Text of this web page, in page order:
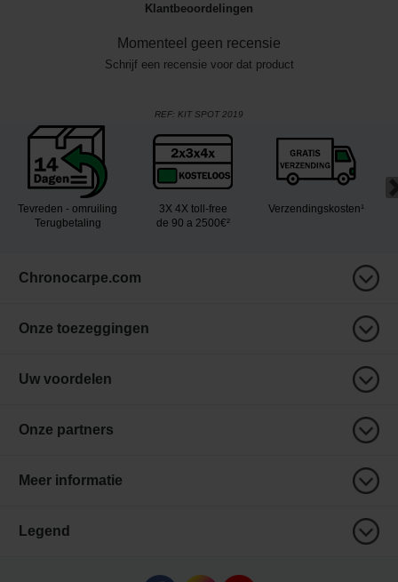
Klantbeoordelingen
Momenteel geen recensie
Schrijf een recensie voor dat product
REF: KIT SPOT 2019
Tevreden - omruiling
Terugbetaling
3X 4X toll-free
de 90 a 2500€²
Verzendingskosten¹
Chronocarpe.com
Onze toezeggingen
Uw voordelen
Onze partners
Meer informatie
Legend